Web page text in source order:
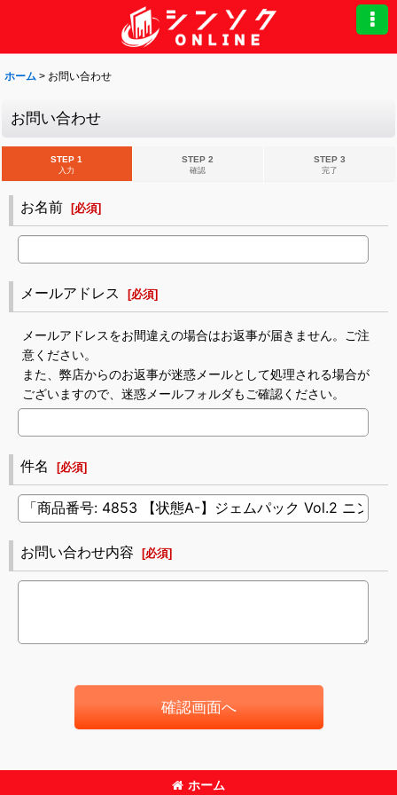
ホーム > お問い合わせ
お問い合わせ
STEP 1
入力
STEP 2
確認
STEP 3
完了
お名前 [必須]
メールアドレス [必須]
メールアドレスをお間違えの場合はお返事が届きません。ご注
意ください。
また、弊店からのお返事が迷惑メールとして処理される場合が
ございますので、迷惑メールフォルダもご確認ください。
件名 [必須]
お問い合わせ内容 [必須]
確認画面へ
ホーム